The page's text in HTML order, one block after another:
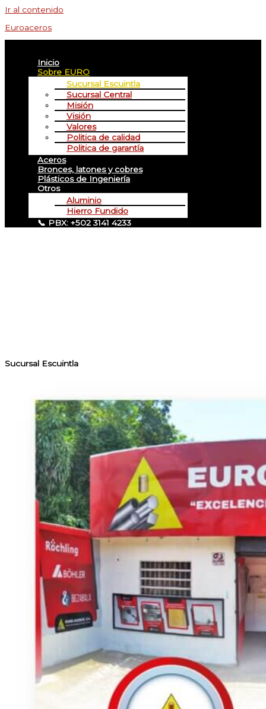
Ir al contenido
Euroaceros
Inicio
Sobre EURO
Sucursal Escuintla
Sucursal Central
Misión
Visión
Valores
Politica de calidad
Politica de garantía
Aceros
Bronces, latones y cobres
Plásticos de Ingeniería
Otros
Aluminio
Hierro Fundido
📞 PBX: +502 3141 4233
Sucursal Escuintla